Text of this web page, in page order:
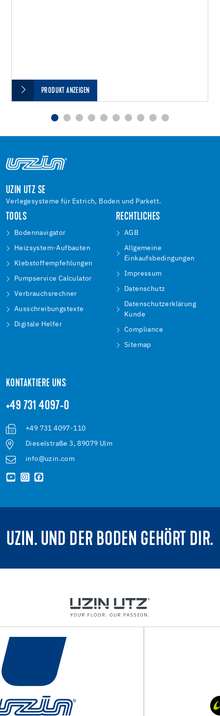
PRODUKT ANZEIGEN
UZIN UTZ SE
Verlegesysteme für Estrich, Boden und Parkett.
TOOLS
Bodennavigator
Heizsystem-Aufbauten
Klebstoffempfehlungen
Pumpservice Calculator
Verbrauchsrechner
Ausschreibungstexte
Digitale Helfer
RECHTLICHES
AGB
Allgemeine
Einkaufsbedingungen
Impressum
Datenschutz
Datenschutzerklärung
Kunde
Compliance
Sitemap
KONTAKTIERE UNS
+49 731 4097-0
+49 731 4097-110
Dieselstraße 3, 89079 Ulm
info@uzin.com
UZIN. UND DER BODEN GEHÖRT DIR.